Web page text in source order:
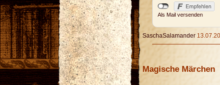
Als Mail versenden
SaschaSalamander
Magische Märchen